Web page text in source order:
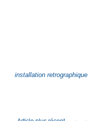
installation retrographique